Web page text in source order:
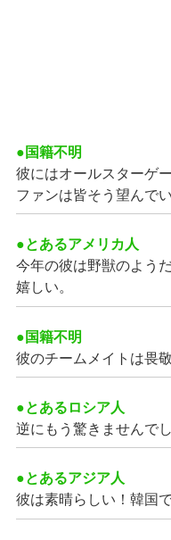
●国籍不明
彼にはオールスターゲ
ファンは皆そう望んでい
●とあるアメリカ人
今年の彼は野獣のよう
嬉しい。
●国籍不明
彼のチームメイトは畏
●とあるロシア人
逆にもう驚きませんで
●とあるアジア人
彼は素晴らしい！韓国